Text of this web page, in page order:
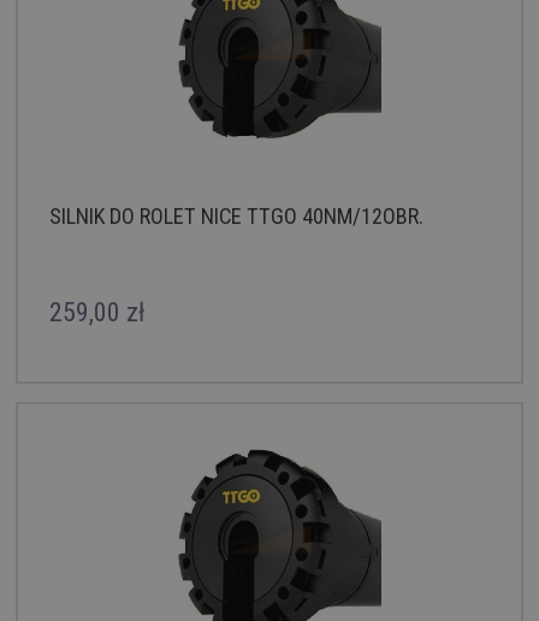
SILNIK DO ROLET NICE TTGO 40NM/12OBR.
259,00 zł